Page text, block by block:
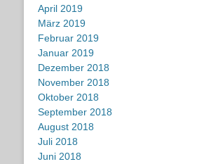
April 2019
März 2019
Februar 2019
Januar 2019
Dezember 2018
November 2018
Oktober 2018
September 2018
August 2018
Juli 2018
Juni 2018